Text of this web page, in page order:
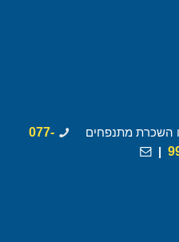
השכרת מתנפחים
077-
|